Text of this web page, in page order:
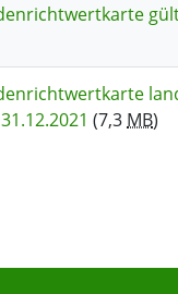
(7,3 MB)